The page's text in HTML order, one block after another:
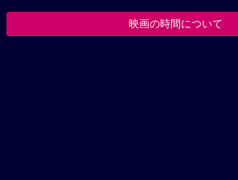
映画の時間について